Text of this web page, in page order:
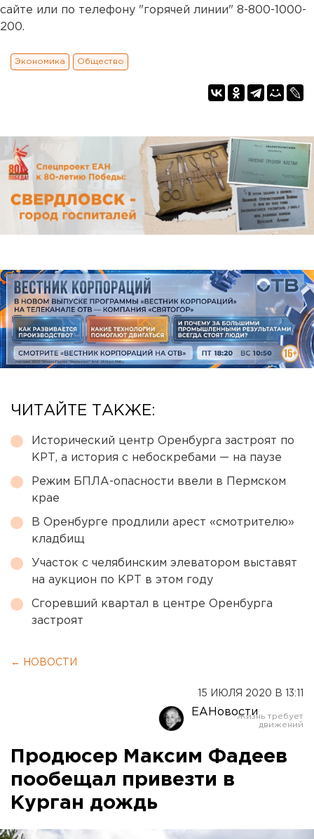
сайте или по телефону "горячей линии" 8-800-1000-
200.
Экономика Общество
ЧИТАЙТЕ ТАКЖЕ:
Исторический центр Оренбурга застроят по
КРТ, а история с небоскребами — на паузе
Режим БПЛА-опасности ввели в Пермском
крае
В Оренбурге продлили арест «смотрителю»
кладбищ
Участок с челябинским элеватором выставят
на аукцион по КРТ в этом году
Сгоревший квартал в центре Оренбурга
застроят
← НОВОСТИ
15 ИЮЛЯ 2020 В 13:11
ЕАНовости
Продюсер Максим Фадеев
пообещал привезти в
Курган дождь